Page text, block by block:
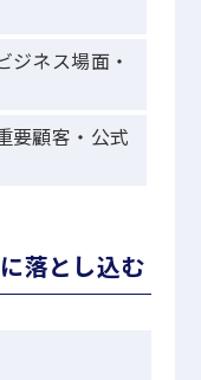
ジネス場面・
要顧客・公式
落とし込む